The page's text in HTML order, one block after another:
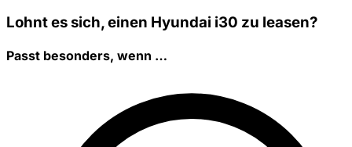
Lohnt es sich, einen Hyundai i30 zu leasen?
Passt besonders, wenn …